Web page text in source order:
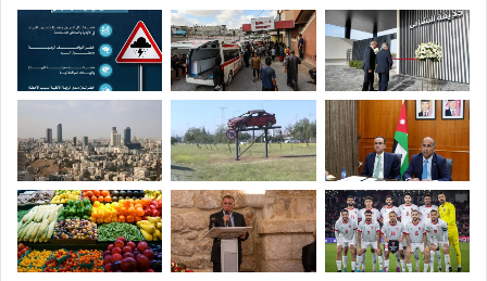
ل
ج
و
ي
ة
ا
ل
س
ا
ئ
د
ة